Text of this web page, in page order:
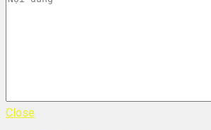
Close